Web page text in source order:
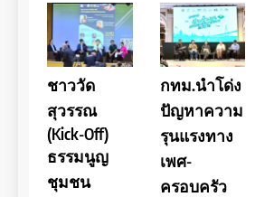
ชาววัด
สุวรรณ
(Kick-Off)
ธรรมนูญ
ชุมชน
กทม.นำโด่ง
ปัญหาความ
รุนแรงทาง
เพศ-
ครอบครัว